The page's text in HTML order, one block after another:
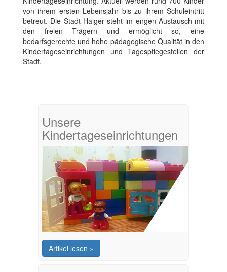
von ihrem ersten Lebensjahr bis zu ihrem Schuleintritt
betreut. Die Stadt Haiger steht im engen Austausch mit
den freien Trägern und ermöglicht so, eine
bedarfsgerechte und hohe pädagogische Qualität in den
Kindertageseinrichtungen und Tagespflegestellen der
Stadt.
Unsere
Kindertageseinrichtungen
Artikel lesen »